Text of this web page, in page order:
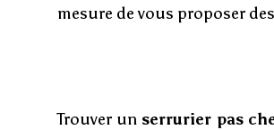
mesure de vous proposer
Trouver un serrurier pas